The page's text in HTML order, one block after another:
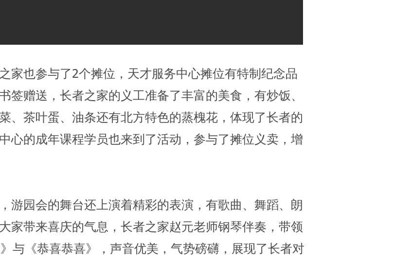
家也参与了2个摊位，天才服务中心摊位有特制纪念品
签赠送，长者之家的义工准备了丰富的美食，有炒饭、
、茶叶蛋、油条还有北方特色的蒸槐花，体现了长者的
心的成年课程学员也来到了活动，参与了摊位义卖，增
游园会的舞台还上演着精彩的表演，有歌曲、舞蹈、朗
家带来喜庆的气息，长者之家赵元老师钢琴伴奏，带领
与《恭喜恭喜》，声音优美，气势磅礴，展现了长者对